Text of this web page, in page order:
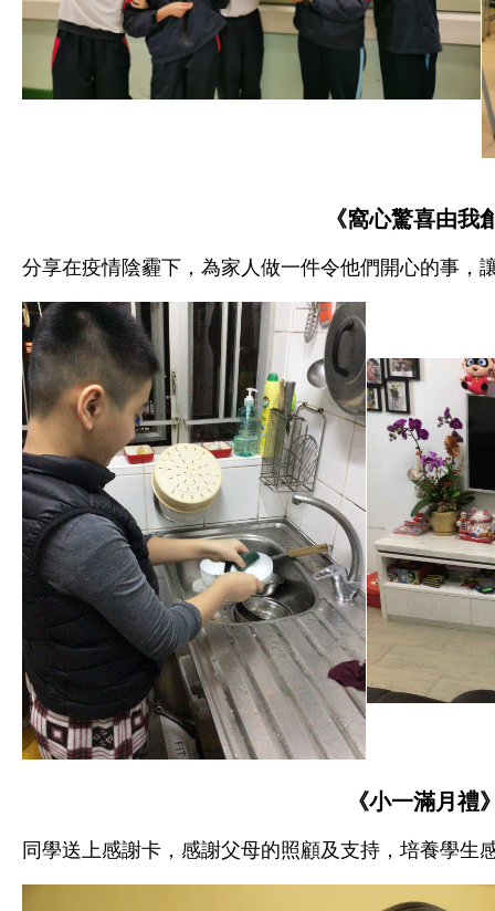
《窩心驚喜由我
分享在疫情陰霾下，為家人做一件令他們開心的事，
《小一滿月禮
同學送上感謝卡，感謝父母的照顧及支持，培養學生